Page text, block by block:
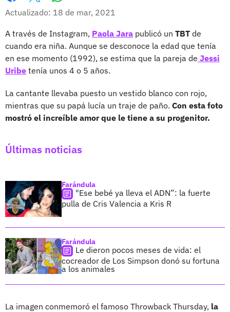
Facebook
X
Actualizado: 18 de mar, 2021
A través de Instagram, Paola Jara publicó un TBT de
cuando era niña. Aunque se desconoce la edad que tenía
en ese momento (1992), se estima que la pareja de Jessi
Uribe tenía unos 4 o 5 años.
La cantante llevaba puesto un vestido blanco con rojo,
mientras que su papá lucía un traje de paño. Con esta foto
mostró el increíble amor que le tiene a su progenitor.
Últimas noticias
Farándula
"Ese bebé ya lleva el ADN”: la fuerte
pulla de Cris Valencia a Kris R
Farándula
Le dieron pocos meses de vida: el
cocreador de Los Simpson donó su fortuna
a los animales
La imagen conmemoró el famoso Throwback Thursday, la